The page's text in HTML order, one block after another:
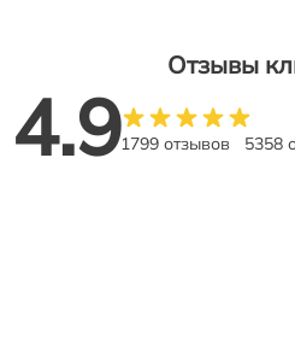
Отзывы
4.91799 отзывов 5358